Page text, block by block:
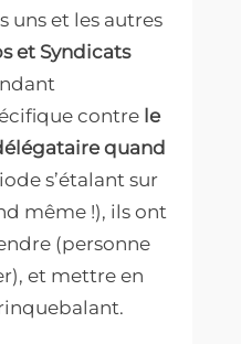
uns et les autres
et Syndicats
contre le
quand
s’étalant sur
même !), ils ont
(personne
et mettre en